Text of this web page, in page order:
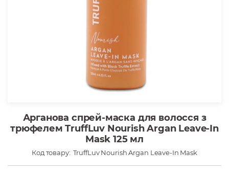
Арганова спрей-маска для волосся з
трюфелем TruffLuv Nourish Argan Leave-In
Mask 125 мл
Код товару: TruffLuv Nourish Argan Leave-In Mask